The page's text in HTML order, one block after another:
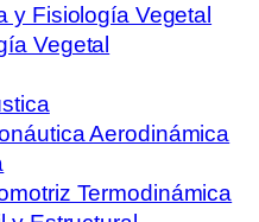
y Fisiología Vegetal
Vegetal
Aerodinámica
Termodinámica